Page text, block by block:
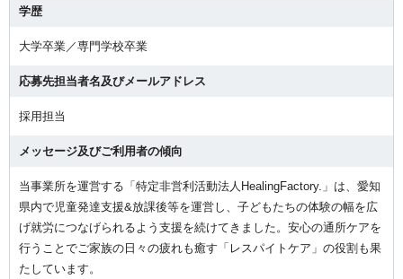
学歴
大学卒業／専門学校卒業
応募先担当者名及びメールアドレス
採用担当
メッセージ及びご利用者の傾向
当事業所を運営する「特定非営利活動法人HealingFactory.」は、愛知
県内で児童発達支援&放課後等を運営し、子どもたちの体験の幅を広
げ就労につなげられるよう支援を続けてきました。安心の通所ケアを
行うことでご家族の日々の疲れも癒す「レスパイトケア」の役割も果
たしています。